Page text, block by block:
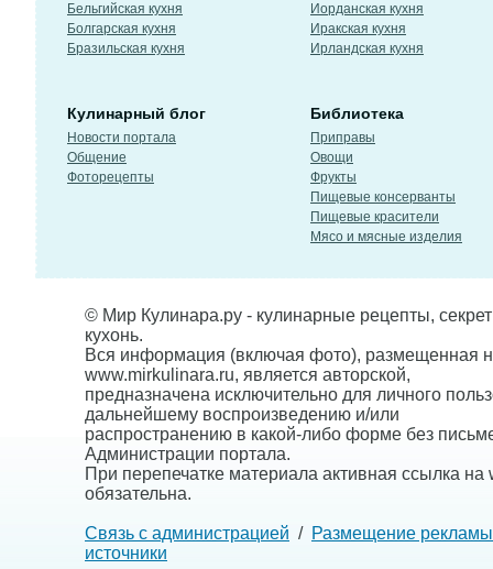
Бельгийская кухня
Болгарская кухня
Бразильская кухня
Иорданская кухня
Иракская кухня
Ирландская кухня
Кулинарный блог
Новости портала
Общение
Фоторецепты
Библиотека
Приправы
Овощи
Фрукты
Пищевые консерванты
Пищевые красители
Мясо и мясные изделия
© Мир Кулинара.ру - кулинарные рецепты,
кухонь.
Вся информация (включая фото), размещенная
www.mirkulinara.ru, является авторской,
предназначена исключительно для личного
дальнейшему воспроизведению и/или
распространению в какой-либо форме без
Администрации портала.
При перепечатке материала активная ссылка на
обязательна.
Связь с администрацией / Размещение рекламы
источники